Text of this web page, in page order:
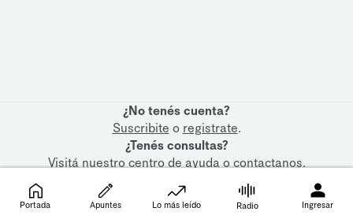
¿No tenés cuenta?
Suscribite o registrate.
¿Tenés consultas?
Visitá nuestrocentro de ayudaocontactanos.
Portada Apuntes Lo más leído Radio Ingresar